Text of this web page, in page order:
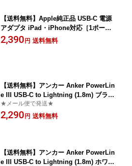
【送料無料】Apple純正品 USB-C 電源
アダプタ iPad・iPhone対応［1ポー
ト：USB-C］MU7T2LL/A【新品・訳あ
り：箱汚れ】
2,390 円 送料無料
【送料無料】アンカー Anker PowerLin
e III USB-C to Lightning (1.8m) ブラッ
ク A8833 MFi認証 USB PD対応 急速充
電 iPhone【新品・輸入品・メール便】
★メール便で発送★
2,290 円 送料無料
【送料無料】アンカー Anker PowerLin
e III USB-C to Lightning (1.8m) ホワイ